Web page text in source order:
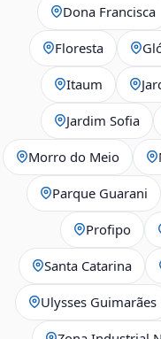
Dona Francisca
Floresta
Itaum
Jardim Sofia
Morro do Meio
Parque Guarani
Profipo
Santa Catarina
Ulysses Guimarães